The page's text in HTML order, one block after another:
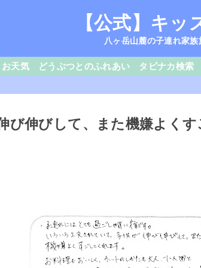
【公式】キ
八ヶ岳山麓の子連れ家
お天気 どうぶつとのふれあい タビナカ検索
び伸びして、また機嫌よく